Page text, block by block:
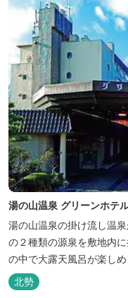
湯の山温泉 グリーンホテ
湯の山温泉の掛け流し温
の２種類の源泉を敷地内
の中で大露天風呂が楽しめ
北勢